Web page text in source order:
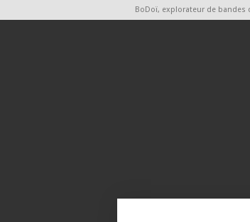
BoDoï, explorateur de bandes